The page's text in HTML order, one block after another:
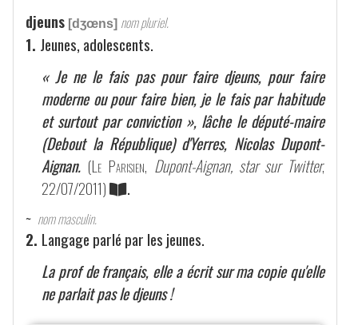
djeuns [dʒœns] nom pluriel.
1. Jeunes, adolescents.
« Je ne le fais pas pour faire djeuns, pour faire
moderne ou pour faire bien, je le fais par habitude
et surtout par conviction », lâche le député-maire
(Debout la République) d'Yerres, Nicolas Dupont-
Aignan. (Le Parisien, Dupont-Aignan, star sur Twitter,
22/07/2011)
.
~ nom masculin.
2. Langage parlé par les jeunes.
La prof de français, elle a écrit sur ma copie qu'elle
ne parlait pas le djeuns !